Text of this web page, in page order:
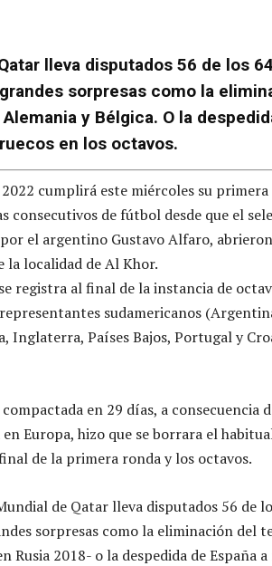
lleva disputados 56 de los
sorpresas como la
y Bélgica. O la
en los octavos.
cumplirá este miércoles su
consecutivos de fútbol desde que el
el argentino Gustavo Alfaro,
la localidad de Al Khor.
registra al final de la instancia de
sudamericanos
Inglaterra, Países Bajos, Portugal y
en 29 días, a consecuencia
Europa, hizo que se borrara el
de la primera ronda y los octavos.
de Qatar lleva disputados 56 de
sorpresas como la eliminación del
Rusia 2018- o la despedida de España